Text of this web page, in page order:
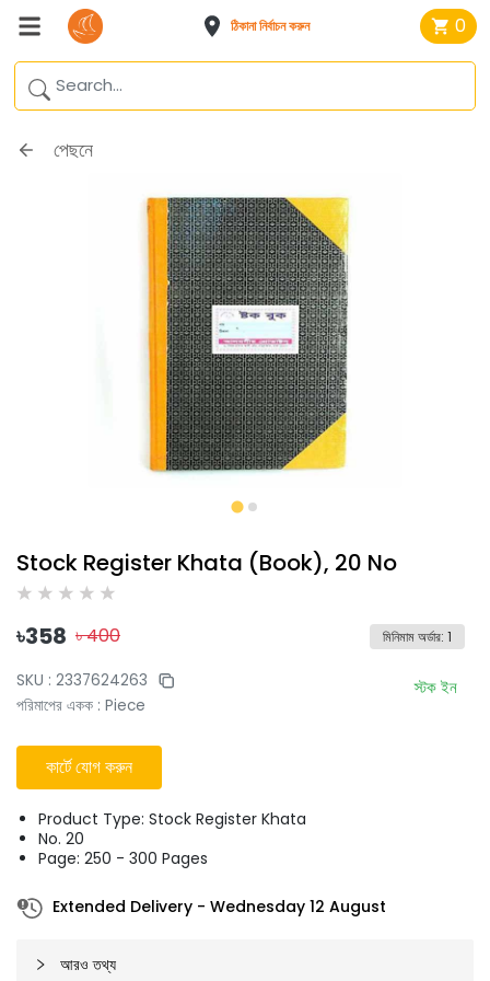
ঠিকানা নির্বাচন করুন 0
পেছনে
Stock Register Khata (Book), 20 No
৳358 ৳400 মিনিমাম অর্ডার: 1
SKU : 2337624263
পরিমাপের একক : Piece
স্টক ইন
কার্টে যোগ করুন
Product Type: Stock Register Khata
No. 20
Page: 250 - 300 Pages
Extended Delivery - Wednesday 12 August
আরও তথ্য